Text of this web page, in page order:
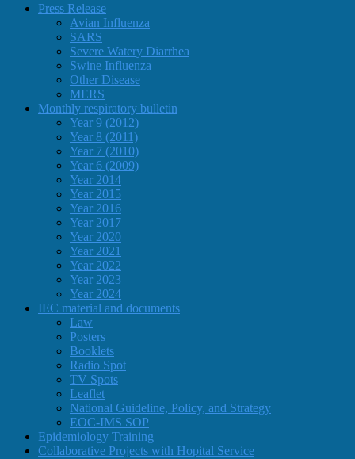
Press Release
Avian Influenza
SARS
Severe Watery Diarrhea
Swine Influenza
Other Disease
MERS
Monthly respiratory bulletin
Year 9 (2012)
Year 8 (2011)
Year 7 (2010)
Year 6 (2009)
Year 2014
Year 2015
Year 2016
Year 2017
Year 2020
Year 2021
Year 2022
Year 2023
Year 2024
IEC material and documents
Law
Posters
Booklets
Radio Spot
TV Spots
Leaflet
National Guideline, Policy, and Strategy
EOC-IMS SOP
Epidemiology Training
Collaborative Projects with Hopital Service